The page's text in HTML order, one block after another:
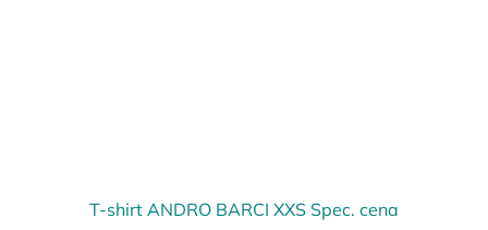
T-shirt ANDRO BARCI XXS Spec. cena